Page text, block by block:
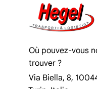
Où pouvez-vous
trouver ?
Via Biella, 8,